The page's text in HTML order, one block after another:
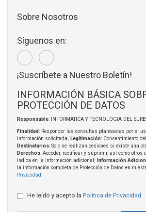
Sobre Nosotros
Síguenos en:
¡Suscríbete a Nuestro Boletín!
INFORMACIÓN BÁSICA
PROTECCIÓN DE DATOS
Responsable: INFORMATICA Y TECNOLOGIA DEL
Finalidad: Responder las consultas planteadas por el
información solicitada; Legitimación: Consentimiento
Destinatarios: Solo se realizan cesiones si existe una
Derechos: Acceder, rectificar y suprimir, así como otros
indica en la información adicional;
Información
la información completa de Protección de Datos en
Privacidad
He leído y acepto la Política de Privacidad